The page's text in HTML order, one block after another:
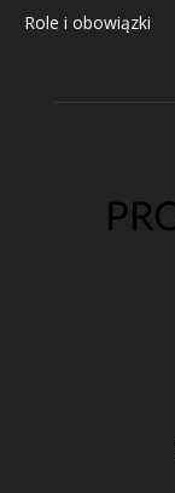
Role i obowiązki